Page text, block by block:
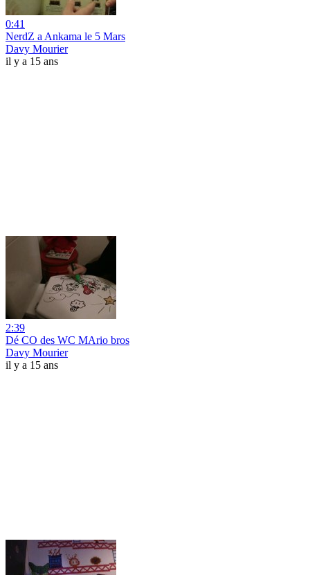
0:41
NerdZ a Ankama le 5 Mars
Davy Mourier
il y a 15 ans
2:39
Dé CO des WC MArio bros
Davy Mourier
il y a 15 ans